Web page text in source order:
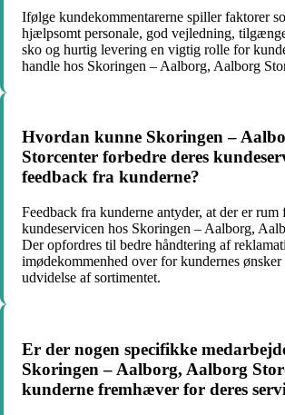
Ifølge kundekommentarerne spiller faktorer
hjælpsomt personale, god vejledning,
sko og hurtig levering en vigtig rolle for
handle hos Skoringen – Aalborg, Aalborg
Hvordan kunne Skoringen –
Storcenter forbedre deres
feedback fra kunderne?
Feedback fra kunderne antyder, at der er
kundeservicen hos Skoringen – Aalborg,
Der opfordres til bedre håndtering af
imødekommenhed over for kundernes
udvidelse af sortimentet.
Er der nogen specifikke
Skoringen – Aalborg, Aalborg
kunderne fremhæver for deres